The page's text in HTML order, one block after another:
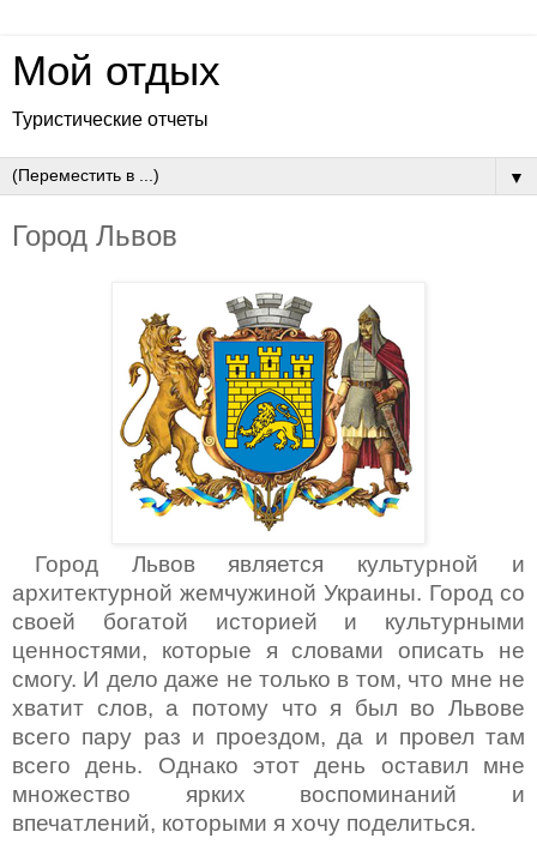
Мой отдых
Туристические отчеты
▼
Город Львов
Город Львов является культурной и
архитектурной жемчужиной Украины. Город со
своей богатой историей и культурными
ценностями, которые я словами описать не
смогу. И дело даже не только в том, что мне не
хватит слов, а потому что я был во Львове
всего пару раз и проездом, да и провел там
всего день. Однако этот день оставил мне
множество ярких воспоминаний и
впечатлений, которыми я хочу поделиться.